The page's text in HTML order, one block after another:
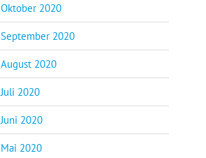
Oktober 2020
September 2020
August 2020
Juli 2020
Juni 2020
Mai 2020